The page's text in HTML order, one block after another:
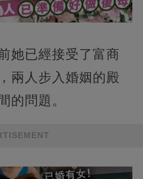
她已經接受了富商
兩人步入婚姻的殿
的問題。